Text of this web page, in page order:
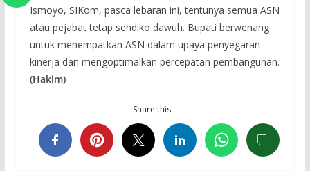
Ismoyo, SIKom, pasca lebaran ini, tentunya semua ASN
atau pejabat tetap sendiko dawuh. Bupati berwenang
untuk menempatkan ASN dalam upaya penyegaran
kinerja dan mengoptimalkan percepatan pembangunan.
(Hakim)
Share this…